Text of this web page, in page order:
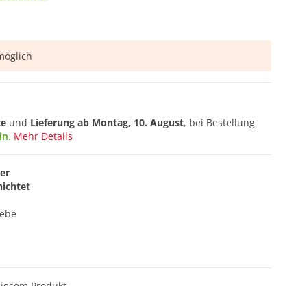
und Lieferung ab Montag, 10. August, bei Bestellung
Mehr Details